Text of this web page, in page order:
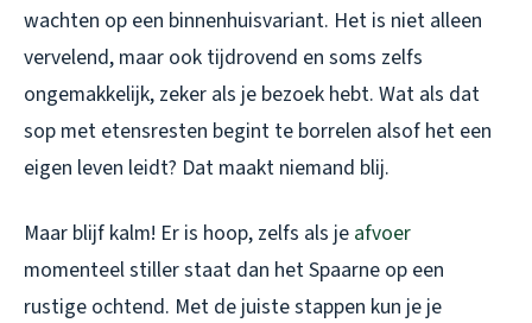
wachten op een binnenhuisvariant. Het is niet alleen
vervelend, maar ook tijdrovend en soms zelfs
ongemakkelijk, zeker als je bezoek hebt. Wat als dat
sop met etensresten begint te borrelen alsof het een
eigen leven leidt? Dat maakt niemand blij.
Maar blijf kalm! Er is hoop, zelfs als je afvoer
momenteel stiller staat dan het Spaarne op een
rustige ochtend. Met de juiste stappen kun je je